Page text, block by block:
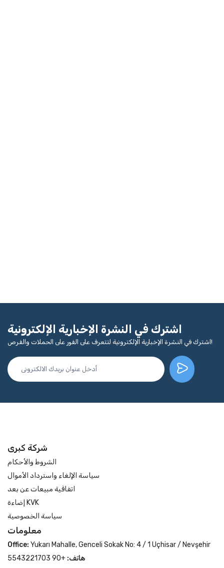
اشترك في النشرة الإخبارية الإلكترونية
اشترك في النشرة الإخبارية الإلكترونية لتتعرف على الفور على الحملات والفرص!
شركة كبرى
الشروط والأحكام
سياسة الإلغاء واسترداد الأموال
اتفاقية مبيعات عن بعد
إضاءة KVK
سياسة الخصوصية
معلومات
Office: Yukarı Mahalle, Genceli Sokak No: 4 / 1 Uçhisar / Nevşehir
هاتف: +90 5543221703